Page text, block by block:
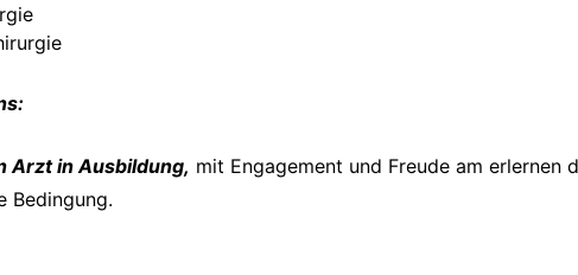
Arzt in Ausbildung, mit Engagement und Freude am erlernen
Bedingung.